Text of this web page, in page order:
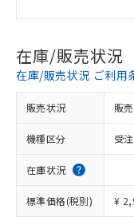
在庫/販売状況
在庫/販売状況 ご利用
販売状況 販
機種区分 受
在庫状況
標準価格(税別) ¥